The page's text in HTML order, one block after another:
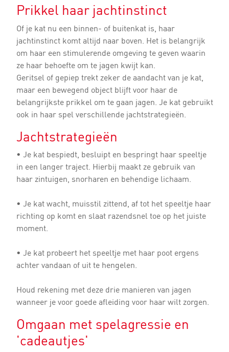
Prikkel haar jachtinstinct
Of je kat nu een binnen- of buitenkat is, haar
jachtinstinct komt altijd naar boven. Het is belangrijk
om haar een stimulerende omgeving te geven waarin
ze haar behoefte om te jagen kwijt kan.
Geritsel of gepiep trekt zeker de aandacht van je kat,
maar een bewegend object blijft voor haar de
belangrijkste prikkel om te gaan jagen. Je kat gebruikt
ook in haar spel verschillende jachtstrategieën.
Jachtstrategieën
• Je kat bespiedt, besluipt en bespringt haar speeltje
in een langer traject. Hierbij maakt ze gebruik van
haar zintuigen, snorharen en behendige lichaam.
• Je kat wacht, muisstil zittend, af tot het speeltje haar
richting op komt en slaat razendsnel toe op het juiste
moment.
• Je kat probeert het speeltje met haar poot ergens
achter vandaan of uit te hengelen.
Houd rekening met deze drie manieren van jagen
wanneer je voor goede afleiding voor haar wilt zorgen.
Omgaan met spelagressie en
'cadeautjes'